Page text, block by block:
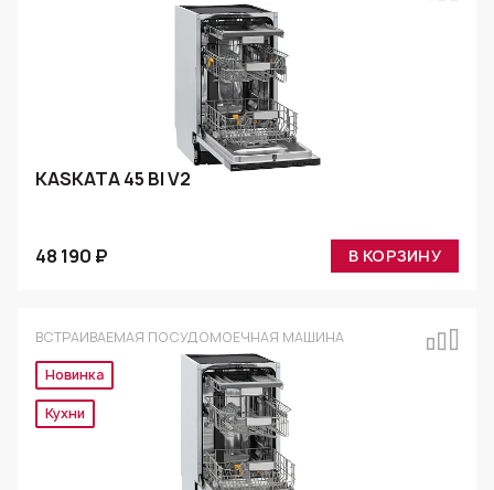
KASKATA 45 BI V2
48 190 ₽ В КОРЗИНУ
ВСТРАИВАЕМАЯ ПОСУДОМОЕЧНАЯ МАШИНА
Новинка
Кухни